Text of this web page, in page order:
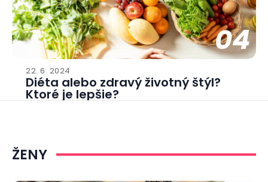
04
22. 6. 2024
Diéta alebo zdravý životný štýl?
Ktoré je lepšie?
ŽENY